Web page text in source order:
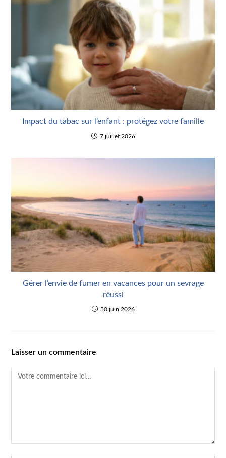
Impact du tabac sur l’enfant : protégez votre famille
7 juillet 2026
Gérer l’envie de fumer en vacances pour un sevrage
réussi
30 juin 2026
Laisser un commentaire